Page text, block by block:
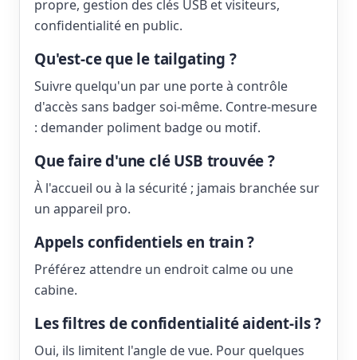
propre, gestion des clés USB et visiteurs,
confidentialité en public.
Qu'est-ce que le tailgating ?
Suivre quelqu'un par une porte à contrôle
d'accès sans badger soi-même. Contre-mesure
: demander poliment badge ou motif.
Que faire d'une clé USB trouvée ?
À l'accueil ou à la sécurité ; jamais branchée sur
un appareil pro.
Appels confidentiels en train ?
Préférez attendre un endroit calme ou une
cabine.
Les filtres de confidentialité aident-ils ?
Oui, ils limitent l'angle de vue. Pour quelques